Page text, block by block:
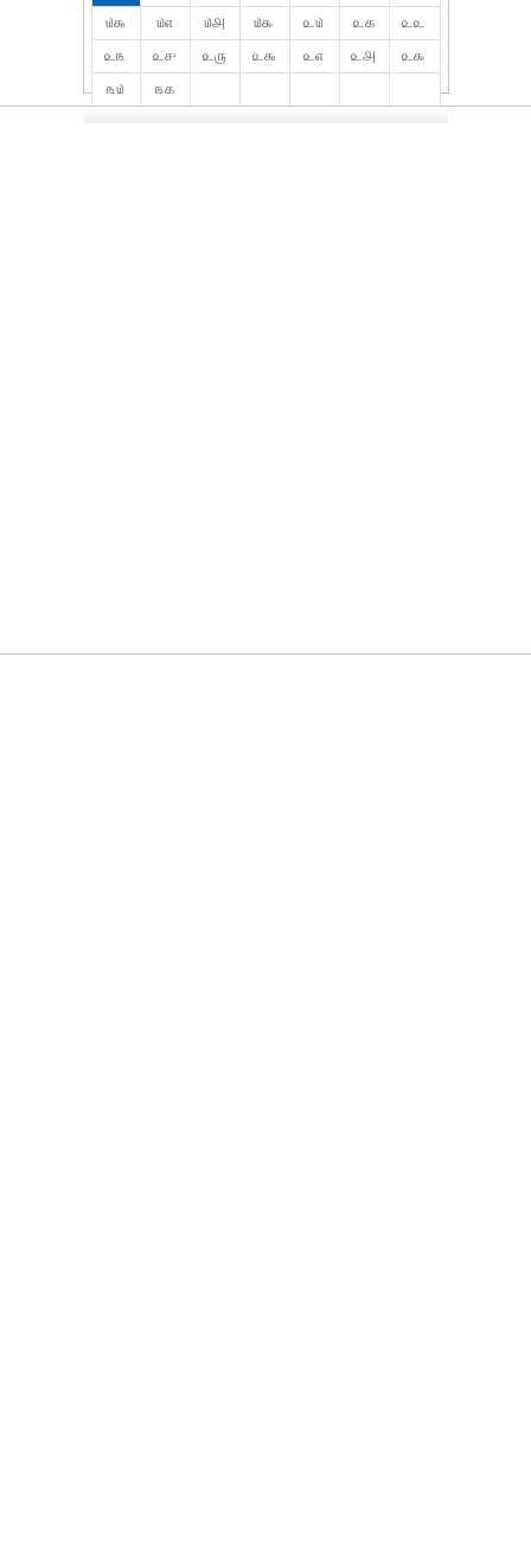
௰௬ ௰௭ ௰௮ ௰௯ ௨௰ ௨௧
௨௨
௨௩
௨௪ ௨௫ ௨௬ ௨௭ ௨௮
௨௯
௩௰
௩௧